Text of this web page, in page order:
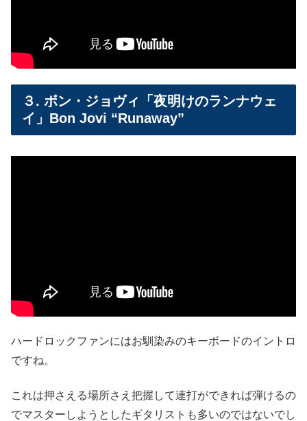
３. ボン・ジョヴィ「夜明けのランナウェ
イ」Bon Jovi “Runaway”
ハードロックファンにはお馴染みのキーボードのイントロ
ですね。
これは押さえる場所さえ把握して連打ができれば弾けるの
でマスターしようとしたギタリストも多いのではないでし